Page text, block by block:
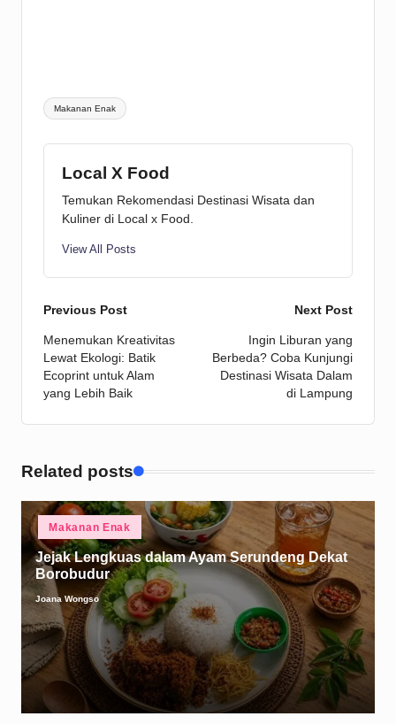
Tags:
Makanan Enak
Local X Food
Temukan Rekomendasi Destinasi Wisata dan
Kuliner di Local x Food.
View All Posts
Post
navigation
Previous Post
Menemukan Kreativitas
Lewat Ekologi: Batik
Ecoprint untuk Alam
yang Lebih Baik
Next Post
Ingin Liburan yang
Berbeda? Coba Kunjungi
Destinasi Wisata Dalam
di Lampung
Related posts
Posted
Makanan Enak
Jejak Lengkuas dalam Ayam Serundeng Dekat
Borobudur
Posted
by
Joana Wongso